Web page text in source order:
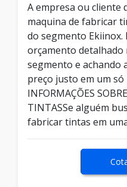
A empresa ou cliente
maquina de fabricar
do segmento Ekiinox.
orçamento detalhado
segmento e achando
preço justo em um só
INFORMAÇÕES
TINTASSe alguém
fabricar tintas em